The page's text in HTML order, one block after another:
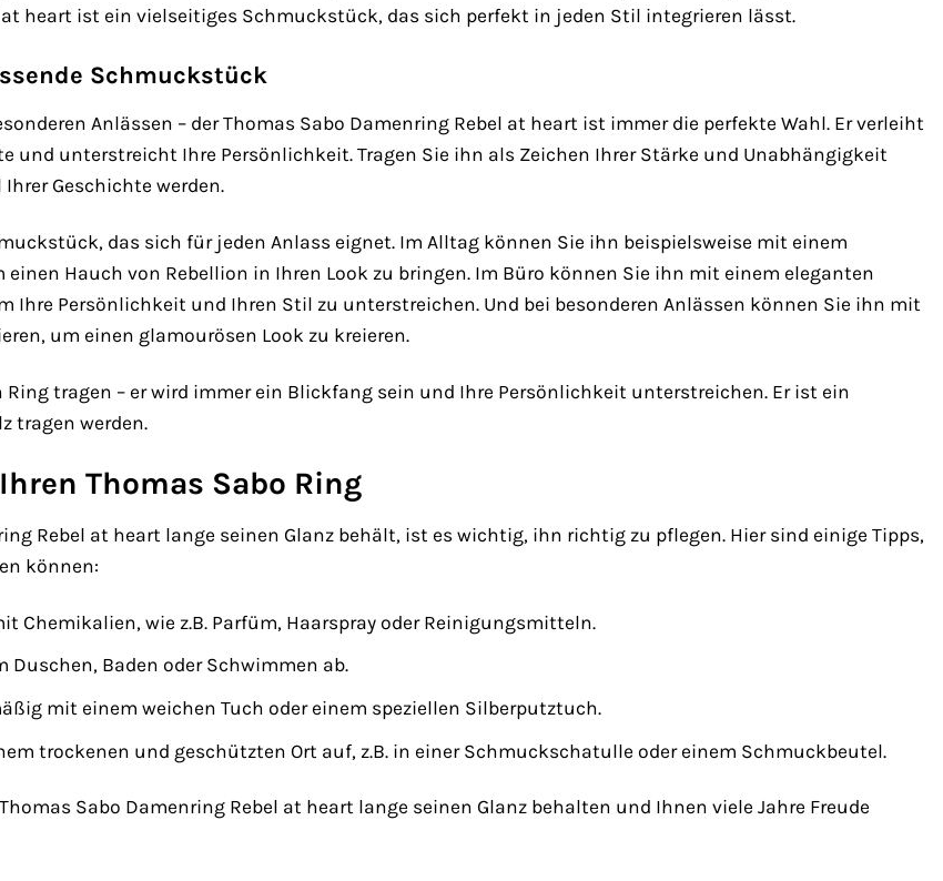
at heart ist ein vielseitiges Schmuckstück, das sich perfekt in jeden Stil integrieren lässt.
Schmuckstück
Anlässen – der Thomas Sabo Damenring Rebel at heart ist immer die perfekte Wahl. Er verleiht
und unterstreicht Ihre Persönlichkeit. Tragen Sie ihn als Zeichen Ihrer Stärke und Unabhängigkeit
Geschichte werden.
das sich für jeden Anlass eignet. Im Alltag können Sie ihn beispielsweise mit einem
Hauch von Rebellion in Ihren Look zu bringen. Im Büro können Sie ihn mit einem eleganten
Ihre Persönlichkeit und Ihren Stil zu unterstreichen. Und bei besonderen Anlässen können Sie ihn mit
um einen glamourösen Look zu kreieren.
Ring tragen – er wird immer ein Blickfang sein und Ihre Persönlichkeit unterstreichen. Er ist ein
tragen werden.
Thomas Sabo Ring
Rebel at heart lange seinen Glanz behält, ist es wichtig, ihn richtig zu pflegen. Hier sind einige Tipps,
können:
Chemikalien, wie z.B. Parfüm, Haarspray oder Reinigungsmitteln.
Duschen, Baden oder Schwimmen ab.
mit einem weichen Tuch oder einem speziellen Silberputztuch.
trockenen und geschützten Ort auf, z.B. in einer Schmuckschatulle oder einem Schmuckbeutel.
Sabo Damenring Rebel at heart lange seinen Glanz behalten und Ihnen viele Jahre Freude